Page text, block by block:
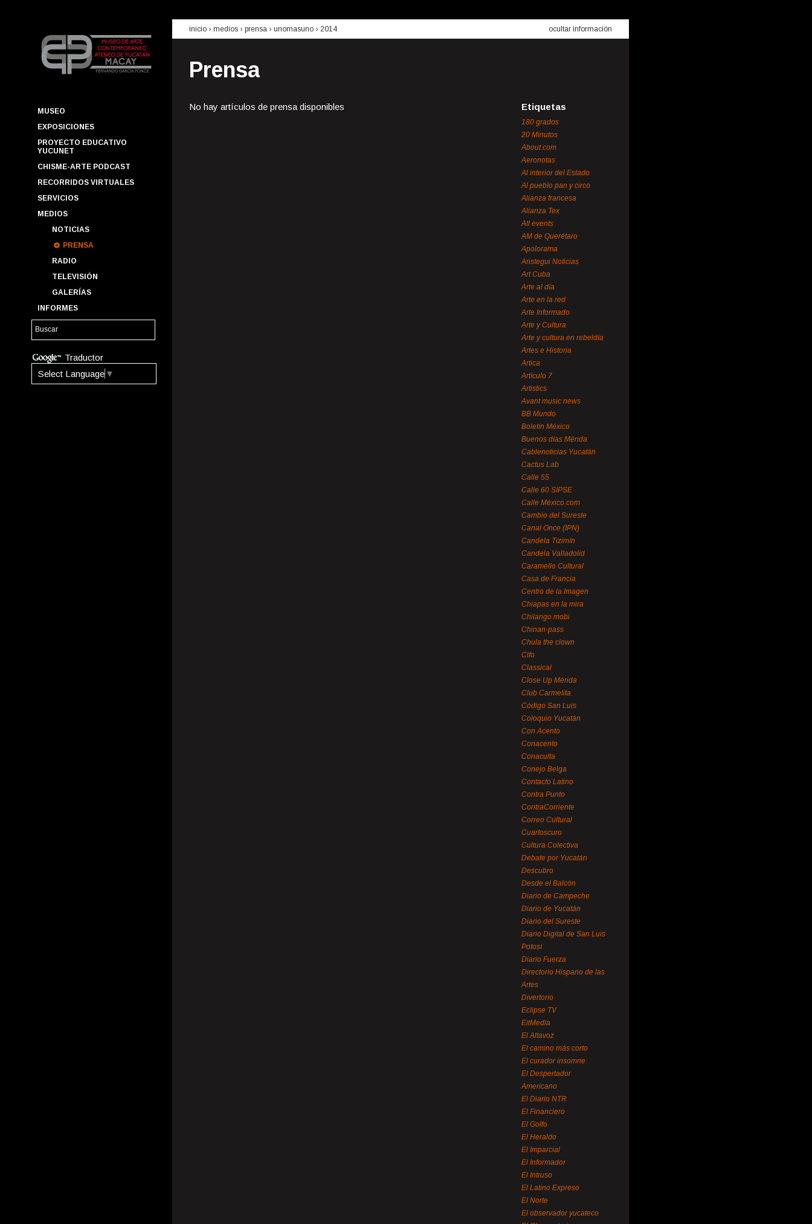
MUSEO
EXPOSICIONES
PROYECTO EDUCATIVO
YUCUNET
CHISME-ARTE PODCAST
RECORRIDOS VIRTUALES
SERVICIOS
MEDIOS
NOTICIAS
PRENSA
RADIO
TELEVISIÓN
GALERÍAS
INFORMES
Traductor
Select Language ▼
inicio › medios › prensa › unomasuno › 2014 ocultar información
Prensa
No hay artículos de prensa disponibles Etiquetas
180 grados
20 Minutos
About.com
Aeronotas
Al interior del Estado
Al pueblo pan y circo
Alianza francesa
Alianza Tex
All events
AM de Querétaro
Apolorama
Aristegui Noticias
Art Cuba
Arte al día
Arte en la red
Arte Informado
Arte y Cultura
Arte y cultura en rebeldía
Artes e Historia
Artica
Artículo 7
Artistics
Avant music news
BB Mundo
Boletín México
Buenos días Mérida
Cablenoticias Yucatán
Cactus Lab
Calle 55
Calle 60 SIPSE
Calle México.com
Cambio del Sureste
Canal Once (IPN)
Candela Tizimín
Candela Valladolid
Caramello Cultural
Casa de Francia
Centro de la Imagen
Chiapas en la mira
Chilango.mobi
Chinan-pass
Chula the clown
Cifo
Classical
Close Up Mérida
Club Carmelita
Código San Luis
Coloquio Yucatán
Con Acento
Conacento
Conaculta
Conejo Belga
Contacto Latino
Contra Punto
ContraCorriente
Correo Cultural
Cuartoscuro
Cultura Colectiva
Debate por Yucatán
Descubro
Desde el Balcón
Diario de Campeche
Diario de Yucatán
Diario del Sureste
Diario Digital de San Luis
Potosí
Diario Fuerza
Directorio Hispano de las
Artes
Divertorio
Eclipse TV
EitMedia
El Altavoz
El camino más corto
El curador insomne
El Despertador
Americano
El Diario NTR
El Financiero
El Golfo
El Heraldo
El Imparcial
El Informador
El Intruso
El Latino Expreso
El Norte
El observador yucateco